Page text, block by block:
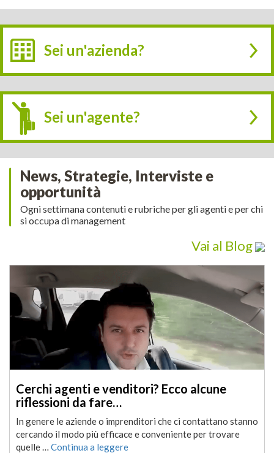
Sei un'azienda?
Sei un'agente?
News, Strategie, Interviste e
opportunità
Ogni settimana contenuti e rubriche per gli agenti e per chi
si occupa di management
Vai al Blog
Cerchi agenti e venditori? Ecco alcune
riflessioni da fare…
In genere le aziende o imprenditori che ci contattano stanno
cercando il modo più efficace e conveniente per trovare
quelle … Continua a leggere